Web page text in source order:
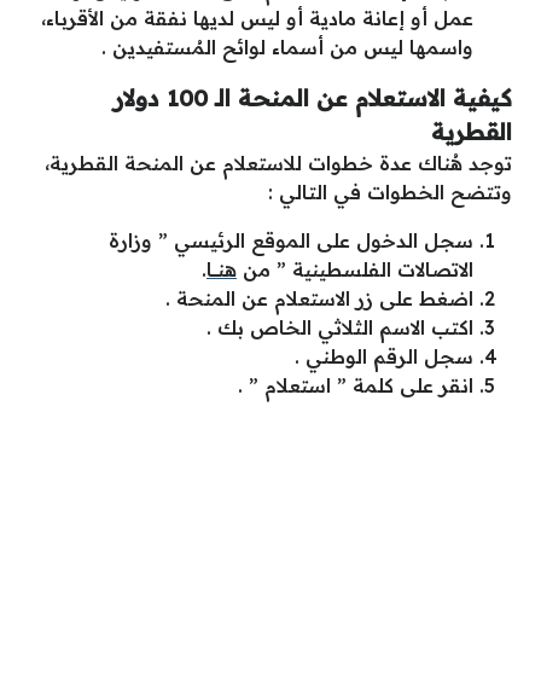
عمل أو إعانة مادية أو ليس لديها نفقة من الأقرباء،
واسمها ليس من أسماء لوائح المُستفيدين .
كيفية الاستعلام عن المنحة الـ 100 دولار
القطرية
توجد هُناك عدة خطوات للاستعلام عن المنحة القطرية،
وتتضح الخطوات في التالي :
سجل الدخول على الموقع الرئيسي ” وزارة
الاتصالات الفلسطينية ” من هنــــا.
اضغط على زر الاستعلام عن المنحة .
اكتب الاسم الثلاثي الخاص بك .
سجل الرقم الوطني .
انقر على كلمة ” استعلام ” .